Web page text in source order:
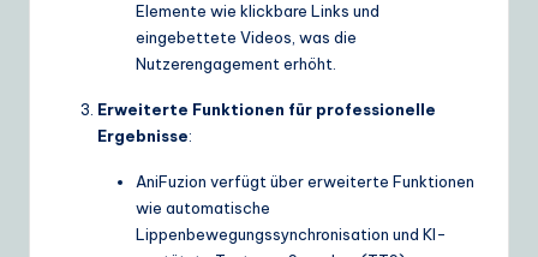
Elemente wie klickbare Links und
eingebettete Videos, was die
Nutzerengagement erhöht.
Erweiterte Funktionen für professionelle
Ergebnisse:
AniFuzion verfügt über erweiterte Funktionen
wie automatische
Lippenbewegungssynchronisation und KI-